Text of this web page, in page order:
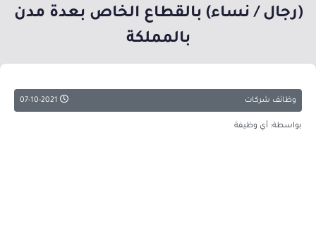
(رجال / نساء) بالقطاع الخاص بعدة مدن
بالمملكة
وظائف شركات
بواسطة: أي وظيفة